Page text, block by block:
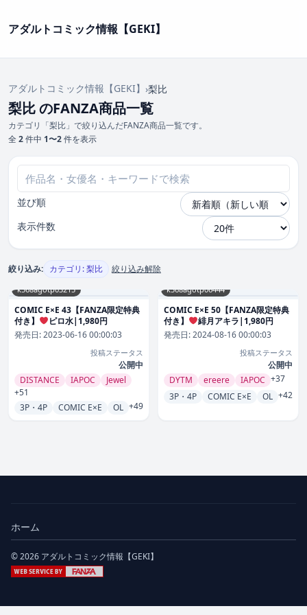
アダルトコミック情報【GEKI】
アダルトコミック情報【GEKI】 ›梨比
梨比 のFANZA商品一覧
カテゴリ「梨比」で絞り込んだFANZA商品一覧です。
全 2件中 1〜2件を表示
並び順
表示件数
絞り込み: カテゴリ: 梨比 絞り込み解除
k568agotp03215
COMIC E×E 43【FANZA限定特典
付き】
ピロ水|1,980円
発売日:2023-06-16 00:00:03
投稿ステータス
公開中
DISTANCE
IAPOC
Jewel
+51
3P・4P
COMIC E×E OL +49
k568agotp06444
COMIC E×E 50【FANZA限定特典
付き】
緋月アキラ|1,980円
発売日:2024-08-16 00:00:03
投稿ステータス
公開中
DYTM
ereere IAPOC +37
3P・4P
COMIC E×E OL +42
ホーム
© 2026 アダルトコミック情報【GEKI】